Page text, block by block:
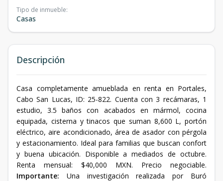
Tipo de inmueble:
Casas
Descripción
Casa completamente amueblada en renta en Portales,
Cabo San Lucas, ID: 25-822. Cuenta con 3 recámaras, 1
estudio, 3.5 baños con acabados en mármol, cocina
equipada, cisterna y tinacos que suman 8,600 L, portón
eléctrico, aire acondicionado, área de asador con pérgola
y estacionamiento. Ideal para familias que buscan confort
y buena ubicación. Disponible a mediados de octubre.
Renta mensual: $40,000 MXN. Precio negociable.
Importante: Una investigación realizada por Buró